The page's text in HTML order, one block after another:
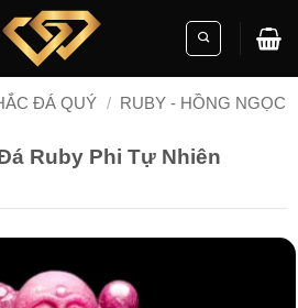
ĐÁ QUÝ / RUBY - HỒNG NGỌC
Ruby Phi Tự Nhiên